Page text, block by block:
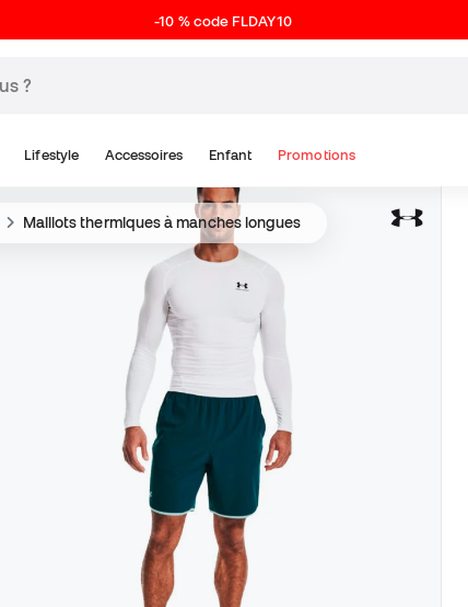
-10 % code FLDAY10
Lifestyle Accessoires Enfant Promotions
Maillots thermiques à manches longues